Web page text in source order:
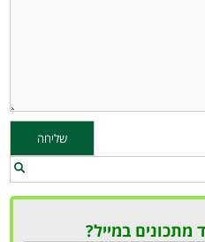
מתכונים במייל?